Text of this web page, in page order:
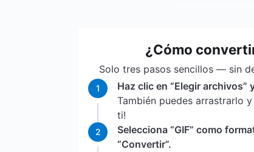
¿Cómo
Solo tres pasos sencillos — sin
1
Haz clic en “Elegir archivos”
También puedes arrastrarlo
ti!
2
Selecciona “GIF” como
“Convertir”.